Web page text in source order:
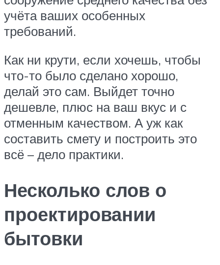
учёта ваших особенных
требований.
Как ни крути, если хочешь, чтобы
что-то было сделано хорошо,
делай это сам. Выйдет точно
дешевле, плюс на ваш вкус и с
отменным качеством. А уж как
составить смету и построить это
всё – дело практики.
Несколько слов о
проектировании
бытовки